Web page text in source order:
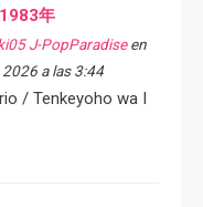
年
J-PopParadiseen
a las 3:44
/ Tenkeyoho wa I